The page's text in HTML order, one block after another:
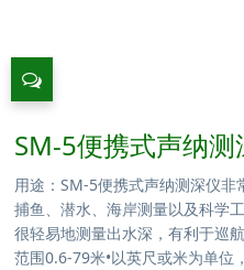
SM-5便携式声纳测
用途：SM-5便携式声纳测深仪非
捕鱼、潜水、海岸测量以及科学
很轻易地测量出水深，有利于巡
范围0.6-79米•以英尺或米为单位